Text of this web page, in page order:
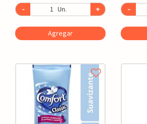
- Un. +
Agregar
-